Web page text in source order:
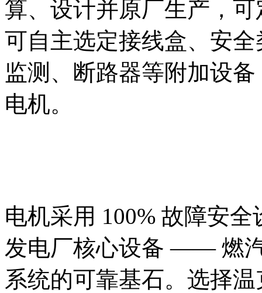
算、设计并原厂生产，
可自主选定接线盒、安
监测、断路器等附加设
电机。
电机采用 100% 故障安
发电厂核心设备 —— 燃
系统的可靠基石。选择